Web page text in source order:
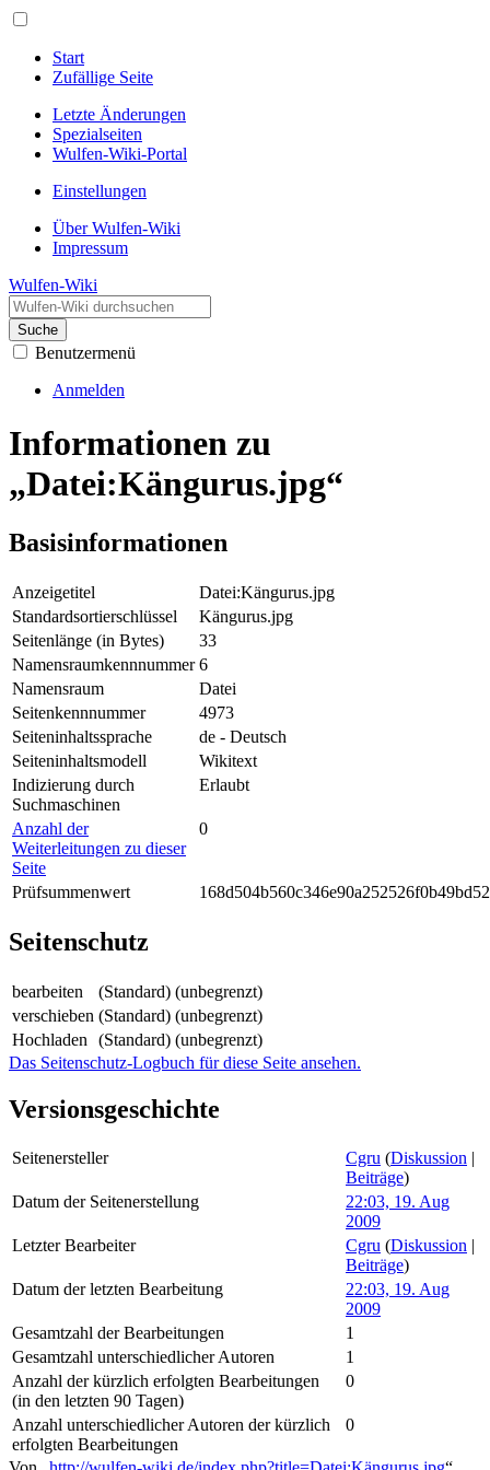
Start
Zufällige Seite
Letzte Änderungen
Spezialseiten
Wulfen-Wiki-Portal
Einstellungen
Über Wulfen-Wiki
Impressum
Wulfen-Wiki
Suche
Benutzermenü
Anmelden
Informationen zu
„Datei:Kängurus.jpg“
Basisinformationen
Anzeigetitel
Datei:Kängurus.jpg
Standardsortierschlüssel
Kängurus.jpg
Seitenlänge (in Bytes)
33
Namensraumkennnummer 6
Namensraum
Datei
Seitenkennnummer
4973
Seiteninhaltssprache
de - Deutsch
Seiteninhaltsmodell
Wikitext
Indizierung durch
Suchmaschinen
Erlaubt
Anzahl der
Weiterleitungen zu dieser
Seite
0
Prüfsummenwert
Seitenschutz
bearbeiten
(Standard) (unbegrenzt)
verschieben (Standard) (unbegrenzt)
Hochladen
(Standard) (unbegrenzt)
Das Seitenschutz-Logbuch für diese Seite ansehen.
Versionsgeschichte
Seitenersteller Cgru (Diskussion |
Beiträge)
Datum der Seitenerstellung
22:03, 19. Aug
2009
Letzter Bearbeiter
Cgru (Diskussion |
Beiträge)
Datum der letzten Bearbeitung
22:03, 19. Aug
2009
Gesamtzahl der Bearbeitungen
1
Gesamtzahl unterschiedlicher Autoren
1
Anzahl der kürzlich erfolgten Bearbeitungen
(in den letzten 90 Tagen)
0
Anzahl unterschiedlicher Autoren der kürzlich
erfolgten Bearbeitungen
0